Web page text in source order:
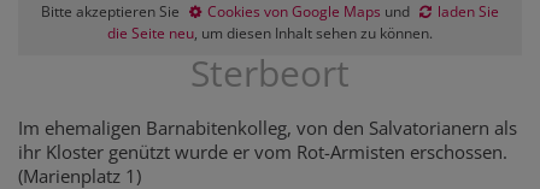
Bitte akzeptieren Sie
Cookies von Google Maps und
laden Sie
die Seite neu, um diesen Inhalt sehen zu können.
Sterbeort
Im ehemaligen Barnabitenkolleg, von den Salvatorianern als
ihr Kloster genützt wurde er vom Rot-Armisten erschossen.
(Marienplatz 1)